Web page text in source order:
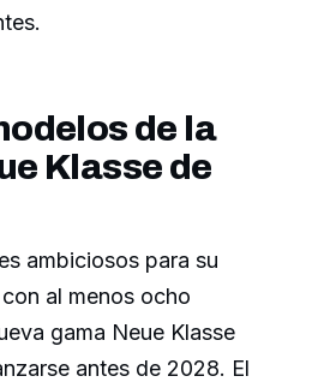
de la
Klasse de
ambiciosos para su
al menos ocho
gama Neue Klasse
antes de 2028. El